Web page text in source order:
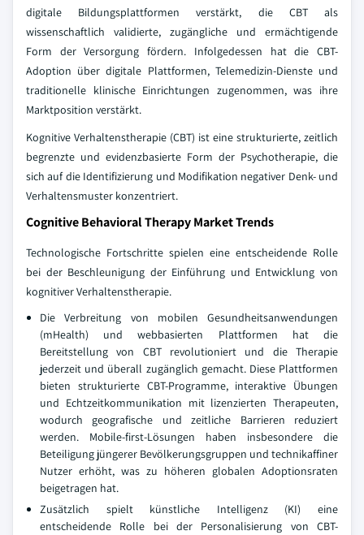
digitale Bildungsplattformen verstärkt, die CBT als
wissenschaftlich validierte, zugängliche und ermächtigende
Form der Versorgung fördern. Infolgedessen hat die CBT-
Adoption über digitale Plattformen, Telemedizin-Dienste und
traditionelle klinische Einrichtungen zugenommen, was ihre
Marktposition verstärkt.
Kognitive Verhaltenstherapie (CBT) ist eine strukturierte, zeitlich
begrenzte und evidenzbasierte Form der Psychotherapie, die
sich auf die Identifizierung und Modifikation negativer Denk- und
Verhaltensmuster konzentriert.
Cognitive Behavioral Therapy Market Trends
Technologische Fortschritte spielen eine entscheidende Rolle
bei der Beschleunigung der Einführung und Entwicklung von
kognitiver Verhaltenstherapie.
Die Verbreitung von mobilen Gesundheitsanwendungen
(mHealth) und webbasierten Plattformen hat die
Bereitstellung von CBT revolutioniert und die Therapie
jederzeit und überall zugänglich gemacht. Diese Plattformen
bieten strukturierte CBT-Programme, interaktive Übungen
und Echtzeitkommunikation mit lizenzierten Therapeuten,
wodurch geografische und zeitliche Barrieren reduziert
werden. Mobile-first-Lösungen haben insbesondere die
Beteiligung jüngerer Bevölkerungsgruppen und technikaffiner
Nutzer erhöht, was zu höheren globalen Adoptionsraten
beigetragen hat.
Zusätzlich spielt künstliche Intelligenz (KI) eine
entscheidende Rolle bei der Personalisierung von CBT-